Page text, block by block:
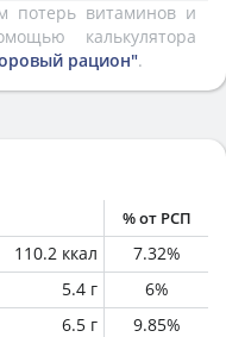
потерь витаминов и
калькулятора
рацион".
% от РСП
110.2 ккал 7.32%
5.4 г 6%
6.5 г 9.85%